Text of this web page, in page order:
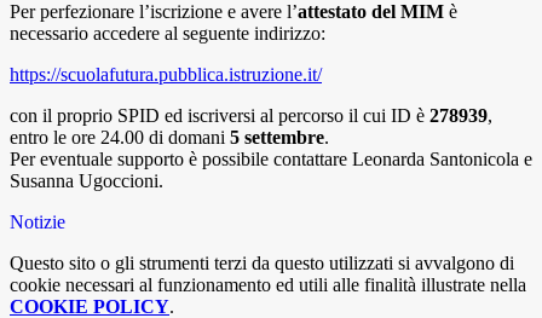
Per perfezionare l’iscrizione e avere l’attestato del MIM è
necessario accedere al seguente indirizzo:
https://scuolafutura.pubblica.istruzione.it/
con il proprio SPID ed iscriversi al percorso il cui ID è 278939,
entro le ore 24.00 di domani 5 settembre.
Per eventuale supporto è possibile contattare Leonarda Santonicola e
Susanna Ugoccioni.
Notizie
Questo sito o gli strumenti terzi da questo utilizzati si avvalgono di
cookie necessari al funzionamento ed utili alle finalità illustrate nella
COOKIE POLICY.